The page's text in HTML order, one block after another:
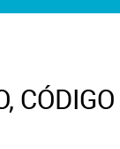
CÓDIGO